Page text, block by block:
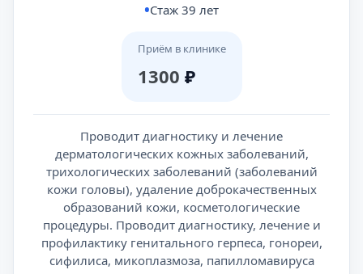
Стаж 39 лет
Приём в клинике
1300 ₽
Проводит диагностику и лечение
дерматологических кожных заболеваний,
трихологических заболеваний (заболеваний
кожи головы), удаление доброкачественных
образований кожи, косметологические
процедуры. Проводит диагностику, лечение и
профилактику генитального герпеса, гонореи,
сифилиса, микоплазмоза, папилломавируса